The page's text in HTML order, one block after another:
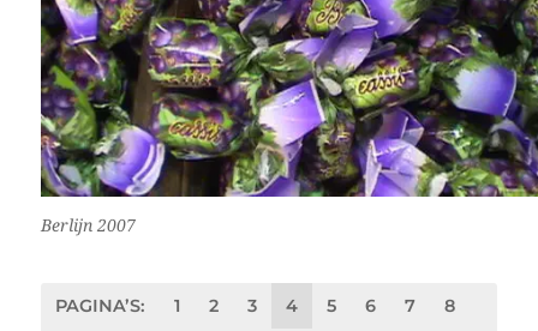
Berlijn 2007
PAGINA’S: 1 2 3 4 5 6 7 8